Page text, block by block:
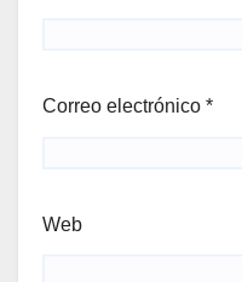
Correo electrónico *
Web